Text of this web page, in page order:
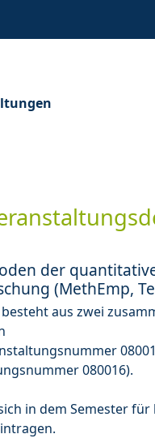
der
(MethEmp,
aus zwei
080016).
in dem Semester